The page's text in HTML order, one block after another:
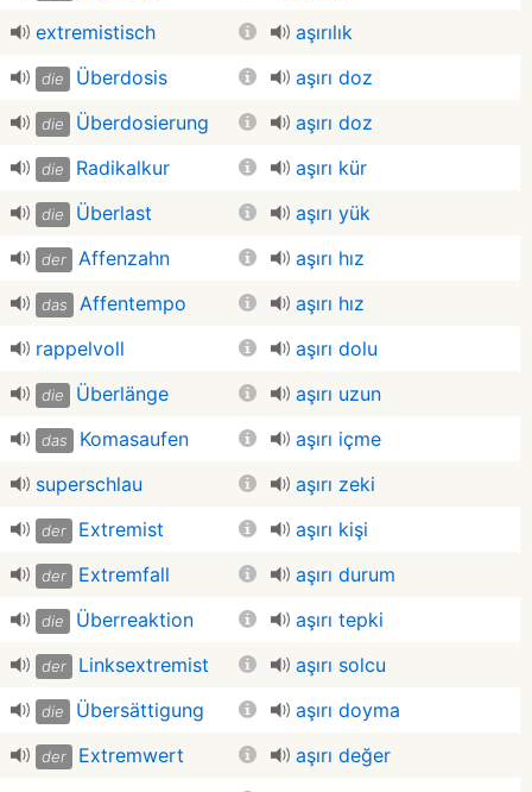
extremistisch
aşırılık
die Überdosis aşırı doz
die Überdosierung aşırı doz
die Radikalkur aşırı kür
die Überlast aşırı yük
der Affenzahn aşırı hız
das Affentempo
aşırı hız
rappelvoll
aşırı dolu
die Überlänge aşırı uzun
das Komasaufen
aşırı içme
superschlau
aşırı zeki
der Extremist aşırı kişi
der Extremfall aşırı durum
die Überreaktion aşırı tepki
der Linksextremist aşırı solcu
die Übersättigung aşırı doyma
der Extremwert
aşırı değer